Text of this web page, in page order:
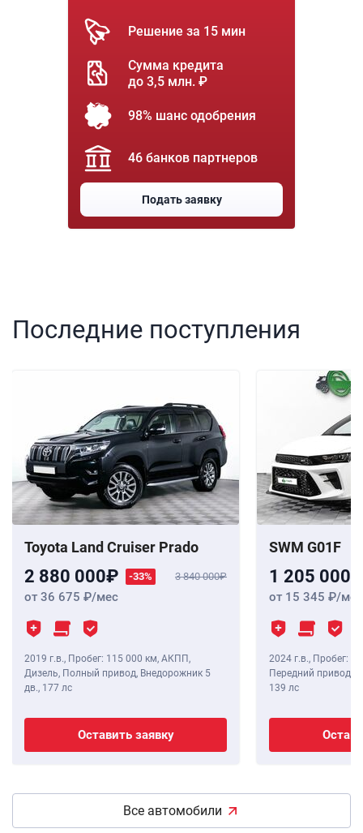
Решение за 15 мин
Сумма кредита
до 3,5 млн. ₽
98% шанс одобрения
46 банков партнеров
Подать заявку
Последние поступления
Toyota Land Cruiser Prado
2 880 000 -33% 3 840 000
от 36 675 /мес
2019 г.в., Пробег: 115 000 км, АКПП,
Дизель, Полный привод, Внедорожник 5
дв., 177 лс
Оставить заявку
SWM G01F
1 205 000
от 15 345 /мес
2024 г.в., Пробег: 8
Передний привод,
139 лс
Все автомобили